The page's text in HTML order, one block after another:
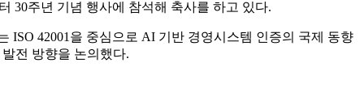
30주년 기념 행사에 참석해 축사를 하고 있다.
42001을 중심으로 AI 기반 경영시스템 인증의 국제 동향
전 방향을 논의했다.